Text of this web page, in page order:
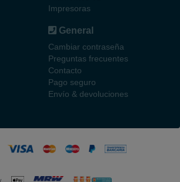
Impresoras
General
Cambiar contraseña
Preguntas frecuentes
Contacto
Pago seguro
Envío & devoluciones